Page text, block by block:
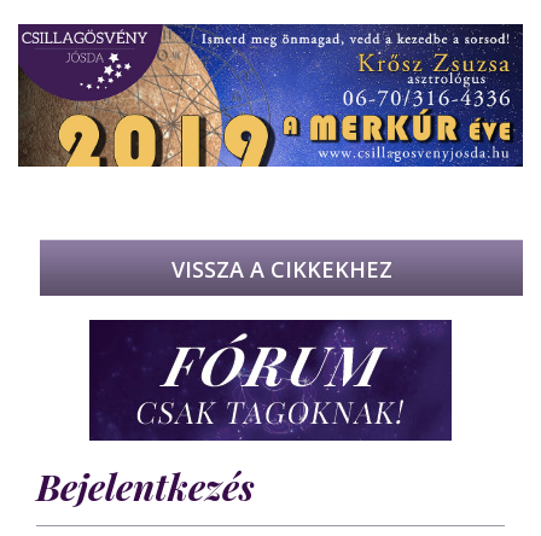
VISSZA A CIKKEKHEZ
Bejelentkezés